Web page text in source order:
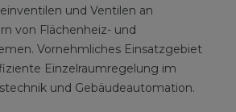
und Ventilen an
von Flächenheiz- und
Vornehmliches Einsatzgebiet
Einzelraumregelung im
und Gebäudeautomation.